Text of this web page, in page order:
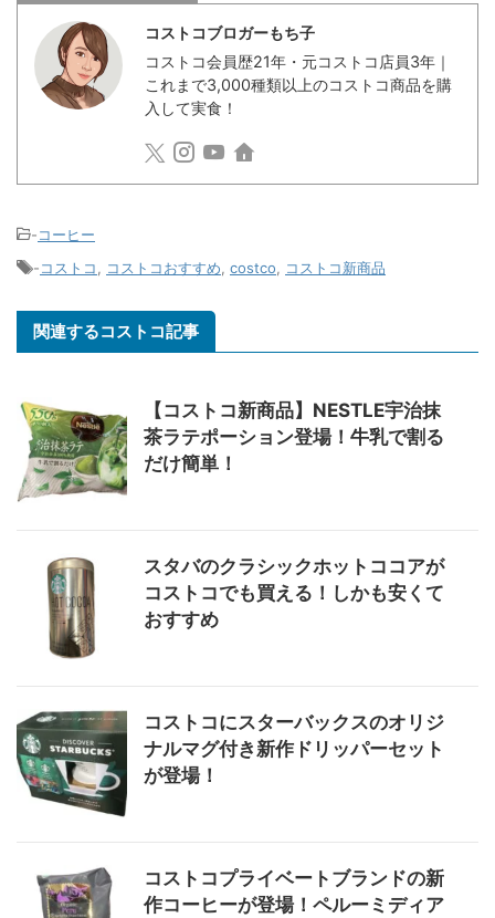
コストコブロガーもち子
コストコ会員歴21年・元コストコ店員3年｜
これまで3,000種類以上のコストコ商品を購
入して実食！
-コーヒー
-コストコ, コストコおすすめ, costco, コストコ新商品
関連するコストコ記事
【コストコ新商品】NESTLE宇治抹
茶ラテポーション登場！牛乳で割る
だけ簡単！
スタバのクラシックホットココアが
コストコでも買える！しかも安くて
おすすめ
コストコにスターバックスのオリジ
ナルマグ付き新作ドリッパーセット
が登場！
コストコプライベートブランドの新
作コーヒーが登場！ペルーミディア